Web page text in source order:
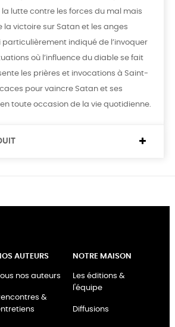
lutte contre les forces du mal mais
la victoire sur Satan et les anges
particulièrement indiqué de l’invoquer
où l’influence du diable se fait
les prières et invocations à Saint-
pour vaincre Satan et ses
toute occasion de la vie quotidienne.
AUTEURS
nos auteurs
&
NOTRE MAISON
Les éditions &
l'équipe
Diffusions